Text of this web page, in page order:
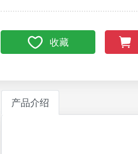
收藏
产品介绍